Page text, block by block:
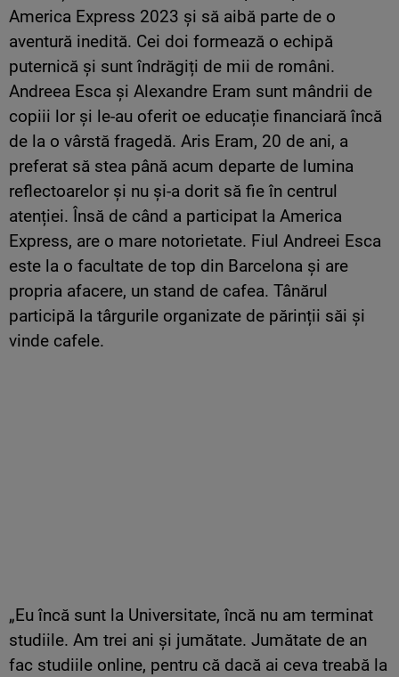
America Express 2023 și să aibă parte de o
aventură inedită. Cei doi formează o echipă
puternică și sunt îndrăgiți de mii de români.
Andreea Esca și Alexandre Eram sunt mândrii de
copiii lor și le-au oferit oe educație financiară încă
de la o vârstă fragedă. Aris Eram, 20 de ani, a
preferat să stea până acum departe de lumina
reflectoarelor și nu și-a dorit să fie în centrul
atenției. Însă de când a participat la America
Express, are o mare notorietate. Fiul Andreei Esca
este la o facultate de top din Barcelona și are
propria afacere, un stand de cafea. Tânărul
participă la târgurile organizate de părinții săi și
vinde cafele.
„Eu încă sunt la Universitate, încă nu am terminat
studiile. Am trei ani și jumătate. Jumătate de an
fac studiile online, pentru că dacă ai ceva treabă la